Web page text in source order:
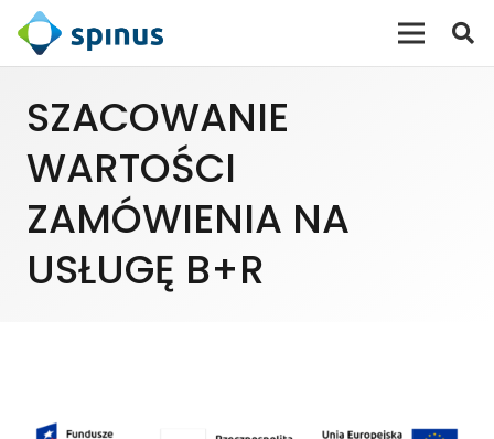
SZACOWANIE
WARTOŚCI
ZAMÓWIENIA NA
USŁUGĘ B+R